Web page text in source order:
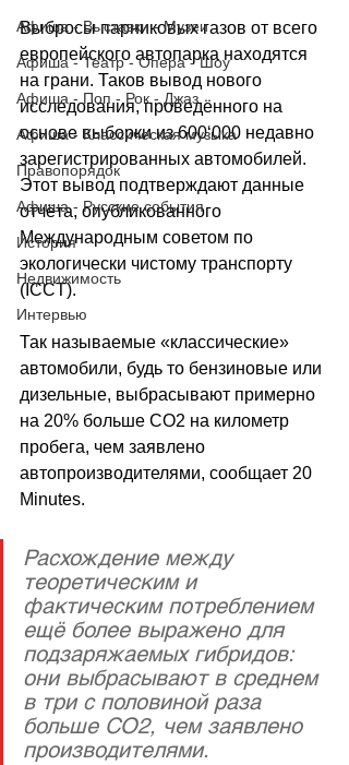
Афиша - Выставки - Музеи
Афиша - Театр - Опера - Шоу
Афиша - Поп - Рок - Джаз
Афиша - Классическая музыка
Правопорядок
Афиша - Русские события
История
Недвижимость
Интервью
Выбросы парниковых газов от всего
европейского автопарка находятся
на грани. Таков вывод нового
исследования, проведённого на
основе выборки из 600‘000 недавно
зарегистрированных автомобилей.
Этот вывод подтверждают данные
отчёта, опубликованного
Международным советом по
экологически чистому транспорту
(ICCT).
Так называемые «классические»
автомобили, будь то бензиновые или
дизельные, выбрасывают примерно
на 20% больше CO2 на километр
пробега, чем заявлено
автопроизводителями, сообщает 20
Minutes.
Расхождение между
теоретическим и
фактическим потреблением
ещё более выражено для
подзаряжаемых гибридов:
они выбрасывают в среднем
в три с половиной раза
больше CO2, чем заявлено
производителями.